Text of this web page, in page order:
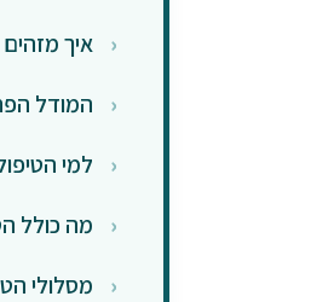
איך
המודל
למי
מה כולל
מסלולי